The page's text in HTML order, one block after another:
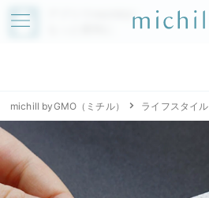
アプリでmichillが
michill byGMO（ミチル） ライフスタイル